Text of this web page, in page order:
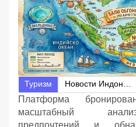
Туризм
Платформа
масштабный
предпочтений и